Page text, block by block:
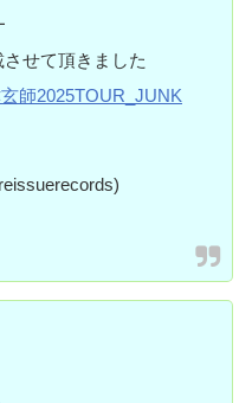
せて頂きました
師2025TOUR_JUNK